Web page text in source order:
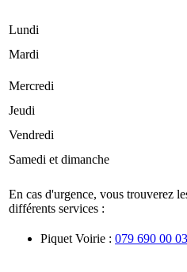
Lundi
Mardi
Mercredi
Jeudi
Vendredi
Samedi et dimanche
En cas d'urgence, vous trouverez
différents services :
Piquet Voirie : 079 690 00 03